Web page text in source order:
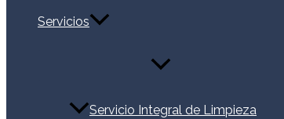
Servicios
Alternar
Servicio Integral de Limpieza